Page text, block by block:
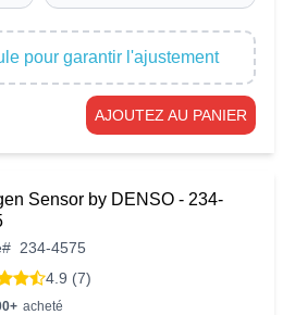
pour garantir l'ajustement
AJOUTEZ AU PANIER
Sensor by DENSO - 234-
# 234-4575
4.9 (7)
acheté